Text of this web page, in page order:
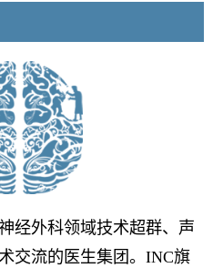
经外科领域技术超群、声
交流的医生集团。INC旗